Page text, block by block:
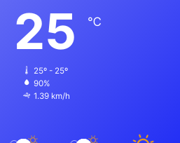
25 ℃
25º - 25º
90%
1.39 km/h